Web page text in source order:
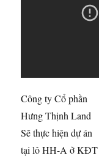
Công ty Cổ phần
Hưng Thịnh Land
Sẽ thực hiện dự án
tại lô HH-A ở KĐT